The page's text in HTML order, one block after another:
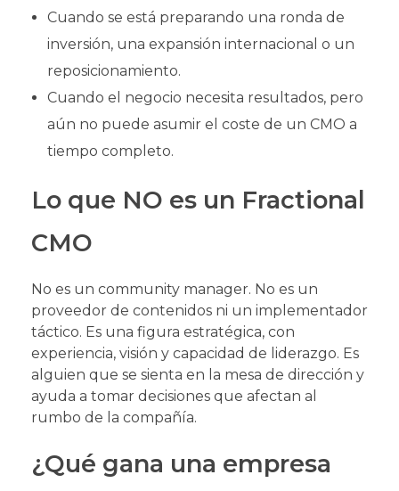
Cuando se está preparando una ronda de
inversión, una expansión internacional o un
reposicionamiento.
Cuando el negocio necesita resultados, pero
aún no puede asumir el coste de un CMO a
tiempo completo.
Lo que NO es un Fractional
CMO
No es un community manager. No es un
proveedor de contenidos ni un implementador
táctico. Es una figura estratégica, con
experiencia, visión y capacidad de liderazgo. Es
alguien que se sienta en la mesa de dirección y
ayuda a tomar decisiones que afectan al
rumbo de la compañía.
¿Qué gana una empresa